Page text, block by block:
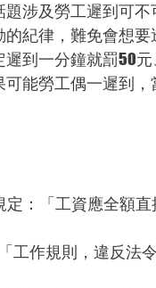
及勞工遲到可不
紀律，難免會想
到一分鐘就罰50
能勞工偶一遲到
定：「工資應全額
工作規則，違反